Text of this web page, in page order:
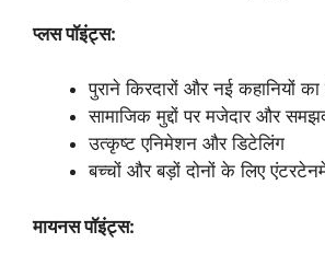
प्लस पॉइंट्स:
पुराने किरदारों और नई कहानियों
सामाजिक मुद्दों पर मजेदार और
उत्कृष्ट एनिमेशन और डिटेलिंग
बच्चों और बड़ों दोनों के लिए
मायनस पॉइंट्स: